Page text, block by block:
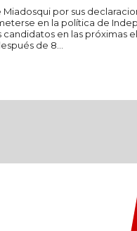
por sus
en la política de
en las próximas
de 8...